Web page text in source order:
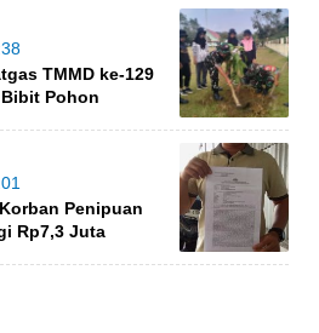
TMMD ke-129
Pohon
Penipuan
Rp7,3 Juta